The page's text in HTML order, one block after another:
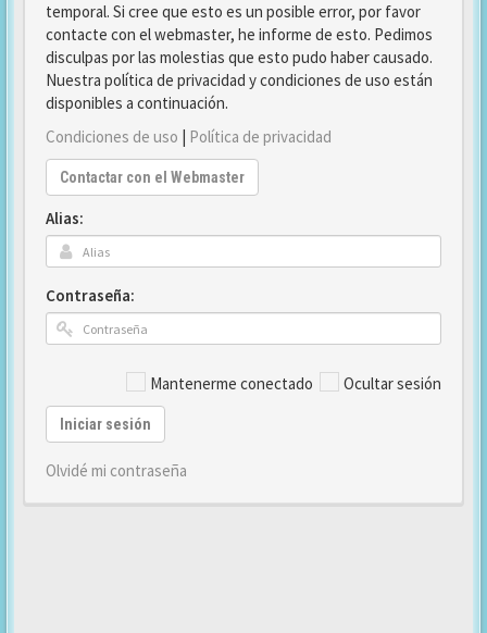
temporal. Si cree que esto es un posible error, por favor
contacte con el webmaster, he informe de esto. Pedimos
disculpas por las molestias que esto pudo haber causado.
Nuestra política de privacidad y condiciones de uso están
disponibles a continuación.
Condiciones de uso | Política de privacidad
Contactar con el Webmaster
Alias:
Contraseña:
Mantenerme conectado Ocultar sesión
Iniciar sesión
Olvidé mi contraseña